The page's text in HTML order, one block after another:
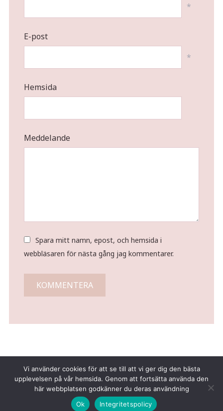
*
E-post
*
Hemsida
Meddelande
Spara mitt namn, epost, och hemsida i
webbläsaren för nästa gång jag kommentarer.
Copyright © 2026 Tina Gustafsson
Vi använder cookies för att se till att vi ger dig den bästa
upplevelsen på vår hemsida. Genom att fortsätta använda den
här webbplatsen godkänner du deras användning
Ok
Integritetspolicy